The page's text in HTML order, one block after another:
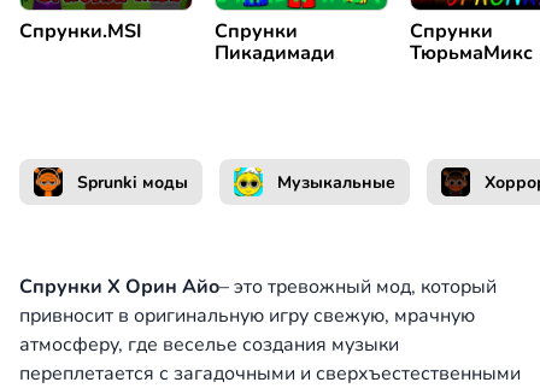
Спрунки.MSI
Спрунки
Пикадимади
Спрунки
ТюрьмаМикс
Sprunki моды Музыкальные
Спрунки X Орин Айо– это тревожный мод, который
привносит в оригинальную игру свежую, мрачную
атмосферу, где веселье создания музыки
переплетается с загадочными и сверхъестественными